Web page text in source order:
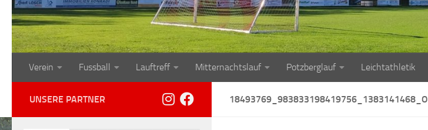
Verein Fussball Lauftreff Mitternachtslauf Potzberglauf Leichtathletik
18493769_983833198419756_1383141468_O
UNSERE PARTNER